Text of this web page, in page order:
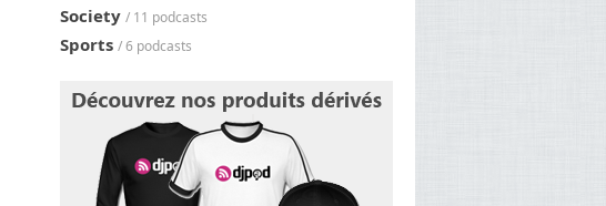
Society / 11 podcasts
Sports / 6 podcasts